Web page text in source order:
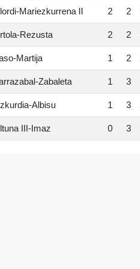
Mariezkurrena II 2 2
Rezusta 2 2
Martija 1 2
Zabaleta 1 3
Albisu 1 3
III-Imaz 0 3